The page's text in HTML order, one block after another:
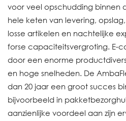
voor veel opschudding binnen
hele keten van levering,
losse artikelen en nachtelijke
forse capaciteitsvergroting. E-
door een enorme
en hoge snelheden. De
dan 20 jaar een groot succes
bijvoorbeeld in
aanzienlijke voordeel aan zijn